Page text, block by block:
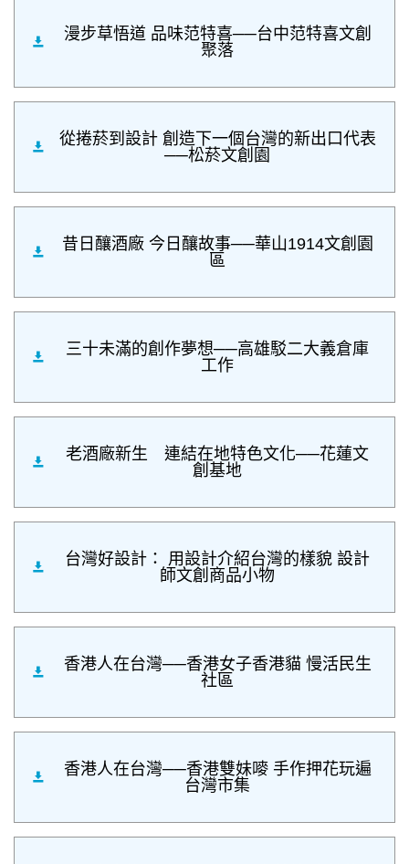
漫步草悟道 品味范特喜──台中范特喜文創
聚落
從捲菸到設計 創造下一個台灣的新出口代表
──松菸文創園
昔日釀酒廠 今日釀故事──華山1914文創園
區
三十未滿的創作夢想──高雄駁二大義倉庫
工作
老酒廠新生 連結在地特色文化──花蓮文
創基地
台灣好設計： 用設計介紹台灣的樣貌 設計
師文創商品小物
香港人在台灣──香港女子香港貓 慢活民生
社區
香港人在台灣──香港雙妹嘜 手作押花玩遍
台灣市集